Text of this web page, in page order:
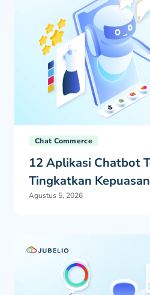
Chat Commerce
12 Aplikasi Chatbot
Tingkatkan
Agustus 5, 2026